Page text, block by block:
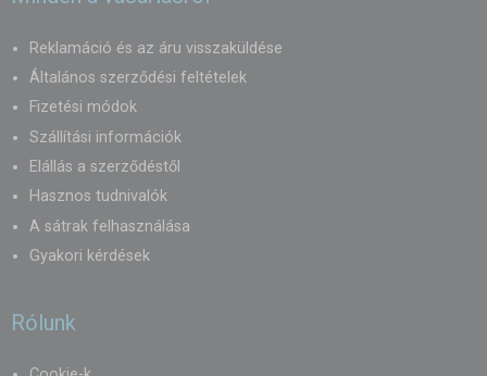
Reklamáció és az áru visszaküldése
Általános szerződési feltételek
Fizetési módok
Szállítási információk
Elállás a szerződéstől
Hasznos tudnivalók
A sátrak felhasználása
Gyakori kérdések
Rólunk